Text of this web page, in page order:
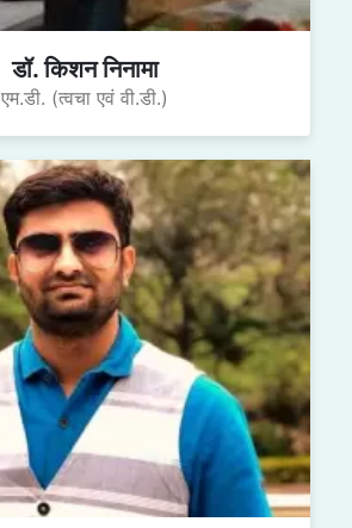
डॉ. किशन निनामा
एम.डी. (त्वचा एवं वी.डी.)